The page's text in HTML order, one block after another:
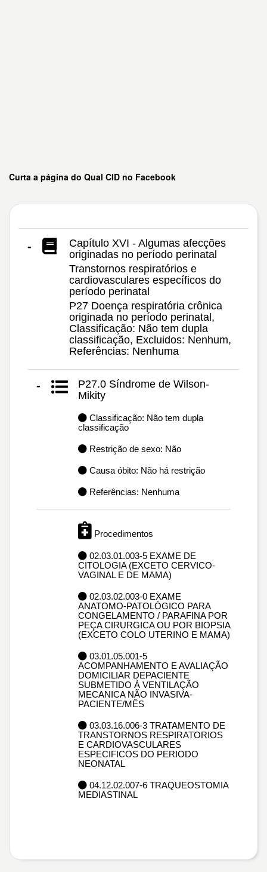
Curta a página do Qual CID no Facebook
-
Capítulo XVI - Algumas afecções
originadas no período perinatal
Transtornos respiratórios e
cardiovasculares específicos do
período perinatal
P27 Doença respiratória crônica
originada no período perinatal,
Classificação: Não tem dupla
classificação, Excluidos: Nenhum,
Referências: Nenhuma
-
P27.0 Síndrome de Wilson-
Mikity
Classificação: Não tem dupla
classificação
Restrição de sexo: Não
Causa óbito: Não há restrição
Referências: Nenhuma
Procedimentos
02.03.01.003-5 EXAME DE
CITOLOGIA (EXCETO CERVICO-
VAGINAL E DE MAMA)
02.03.02.003-0 EXAME
ANATOMO-PATOLÓGICO PARA
CONGELAMENTO / PARAFINA POR
PEÇA CIRURGICA OU POR BIOPSIA
(EXCETO COLO UTERINO E MAMA)
03.01.05.001-5
ACOMPANHAMENTO E AVALIAÇÃO
DOMICILIAR DEPACIENTE
SUBMETIDO À VENTILAÇÃO
MECANICA NÃO INVASIVA-
PACIENTE/MÊS
03.03.16.006-3 TRATAMENTO DE
TRANSTORNOS RESPIRATORIOS
E CARDIOVASCULARES
ESPECIFICOS DO PERIODO
NEONATAL
04.12.02.007-6 TRAQUEOSTOMIA
MEDIASTINAL